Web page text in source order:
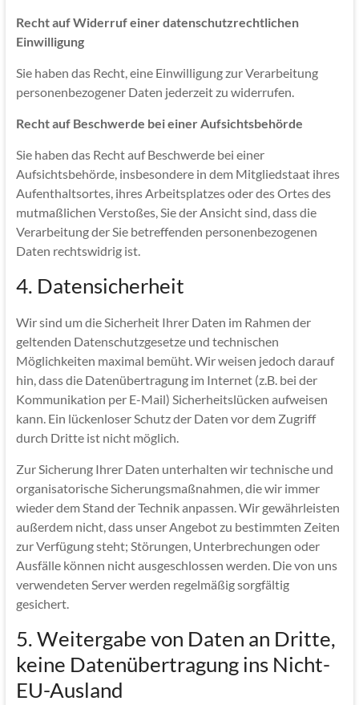
Recht auf Widerruf einer datenschutzrechtlichen
Einwilligung
Sie haben das Recht, eine Einwilligung zur Verarbeitung
personenbezogener Daten jederzeit zu widerrufen.
Recht auf Beschwerde bei einer Aufsichtsbehörde
Sie haben das Recht auf Beschwerde bei einer
Aufsichtsbehörde, insbesondere in dem Mitgliedstaat ihres
Aufenthaltsortes, ihres Arbeitsplatzes oder des Ortes des
mutmaßlichen Verstoßes, Sie der Ansicht sind, dass die
Verarbeitung der Sie betreffenden personenbezogenen
Daten rechtswidrig ist.
4. Datensicherheit
Wir sind um die Sicherheit Ihrer Daten im Rahmen der
geltenden Datenschutzgesetze und technischen
Möglichkeiten maximal bemüht. Wir weisen jedoch darauf
hin, dass die Datenübertragung im Internet (z.B. bei der
Kommunikation per E-Mail) Sicherheitslücken aufweisen
kann. Ein lückenloser Schutz der Daten vor dem Zugriff
durch Dritte ist nicht möglich.
Zur Sicherung Ihrer Daten unterhalten wir technische und
organisatorische Sicherungsmaßnahmen, die wir immer
wieder dem Stand der Technik anpassen. Wir gewährleisten
außerdem nicht, dass unser Angebot zu bestimmten Zeiten
zur Verfügung steht; Störungen, Unterbrechungen oder
Ausfälle können nicht ausgeschlossen werden. Die von uns
verwendeten Server werden regelmäßig sorgfältig
gesichert.
5. Weitergabe von Daten an Dritte,
keine Datenübertragung ins Nicht-
EU-Ausland